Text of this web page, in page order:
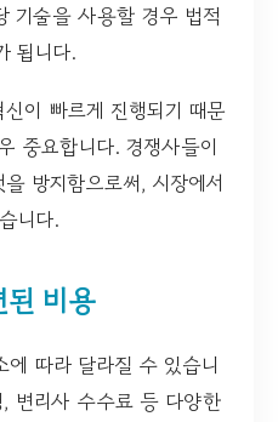
기술을 사용할 경우 법적
됩니다.
이 빠르게 진행되기 때문
중요합니다. 경쟁사들이
방지함으로써, 시장에서
니다.
비용
따라 달라질 수 있습니
변리사 수수료 등 다양한